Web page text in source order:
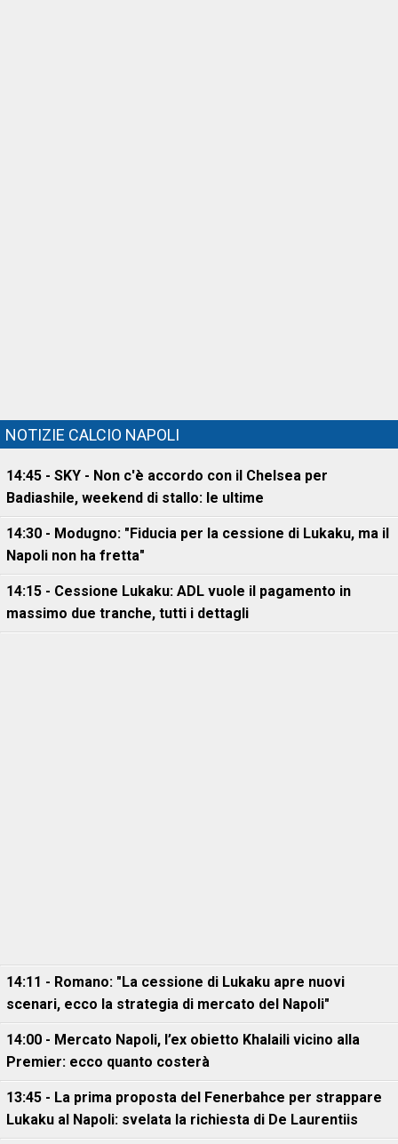
NOTIZIE CALCIO NAPOLI
14:45 - SKY - Non c'è accordo con il Chelsea per
Badiashile, weekend di stallo: le ultime
14:30 - Modugno: "Fiducia per la cessione di Lukaku, ma il
Napoli non ha fretta"
14:15 - Cessione Lukaku: ADL vuole il pagamento in
massimo due tranche, tutti i dettagli
14:11 - Romano: "La cessione di Lukaku apre nuovi
scenari, ecco la strategia di mercato del Napoli"
14:00 - Mercato Napoli, l’ex obietto Khalaili vicino alla
Premier: ecco quanto costerà
13:45 - La prima proposta del Fenerbahce per strappare
Lukaku al Napoli: svelata la richiesta di De Laurentiis